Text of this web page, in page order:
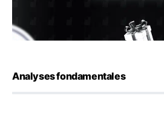
Analyses fondamentales